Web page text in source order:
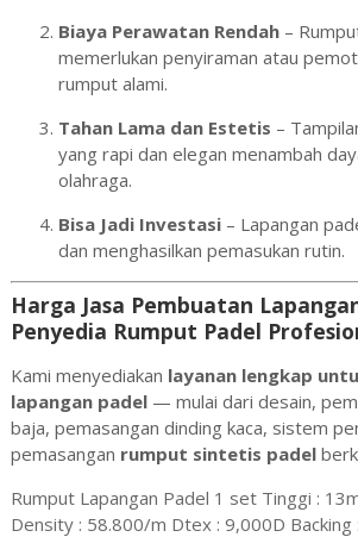
Biaya Perawatan Rendah–
memerlukan penyiraman atau
rumput alami.
Tahan Lama dan Estetis –
yang rapi dan elegan menambah
olahraga.
Bisa Jadi Investasi– Lapangan
dan menghasilkan pemasukan rutin.
Harga Jasa Pembuatan
Penyedia Rumput Padel
Kami menyediakan layanan lengkap
lapangan padel— mulai dari desain,
baja, pemasangan dinding kaca, sistem
pemasangan rumput sintetis padel
Rumput Lapangan Padel 1 set Tinggi :
Density : 58.800/m Dtex : 9,000D Backing